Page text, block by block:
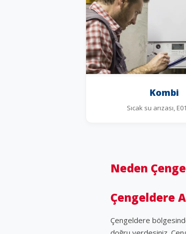
Kombi
Sıcak su arızası,
Neden
Çengeldere
Çengeldere